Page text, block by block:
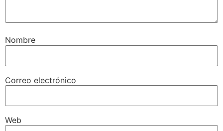
Nombre
Correo electrónico
Web